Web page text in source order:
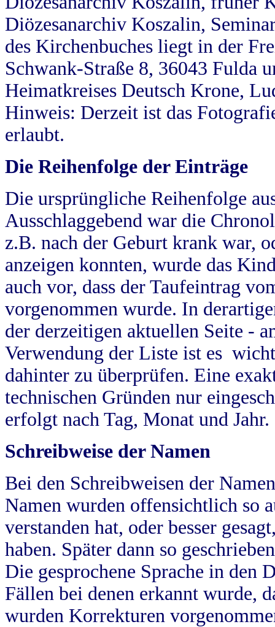
Diözesanarchiv Koszalin,
des Kirchenbuches liegt in der
Schwank-Straße 8, 36043 Fulda
Heimatkreises Deutsch Krone,
Hinweis: Derzeit ist das
erlaubt.
Die Reihenfolge der Einträge
Die ursprüngliche Reihenfolge
Ausschlaggebend war die
z.B. nach der Geburt krank war,
anzeigen konnten, wurde das
auch vor, dass der Taufeintrag
vorgenommen wurde. In
der derzeitigen aktuellen Seite -
Verwendung der Liste ist es
dahinter zu überprüfen. Eine
technischen Gründen nur
erfolgt nach Tag, Monat und Jahr.
Schreibweise der Namen
Bei den Schreibweisen der
Namen wurden offensichtlich so
verstanden hat, oder besser
haben. Später dann so
Die gesprochene Sprache in
Fällen bei denen erkannt wurde,
wurden Korrekturen